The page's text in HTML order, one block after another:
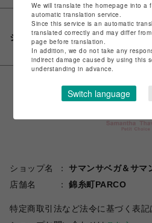
シェアする
ショップ名
サマンサベガ＆サマ
店舗名
錦糸町PARCO
特定商取引法など法令に基づく表記
We will translate the homepage into a
automatic translation service.
Since this service is an automatic
translated correctly and may differ
page before translation.
In addition, we do not take any
indirect damage caused by using this
understanding in advance.
Switch language